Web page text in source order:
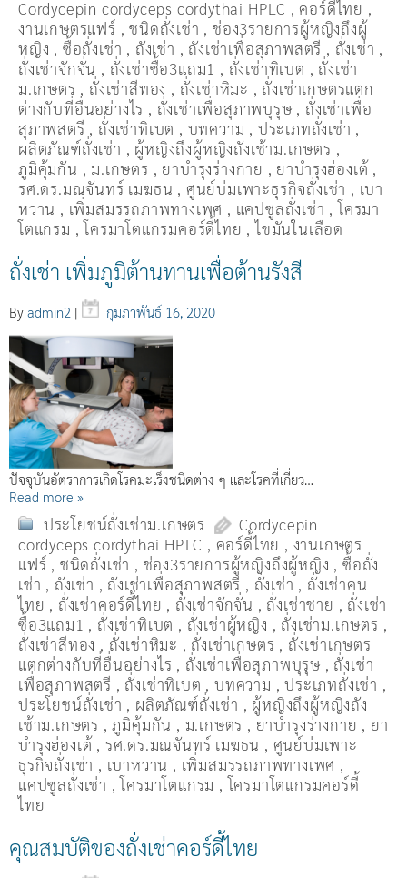
Cordycepin cordyceps cordythai HPLC , คอร์ดี้ไทย ,
งานเกษตรแฟร์ ,ชนิดถั่งเช่า ,ช่อง3รายการผู้หญิงถึงผู้
หญิง , ซื้อถั่งเช่า , ถังเช่า , ถังเช่าเพื่อสุภาพสตรี , ถั่งเช่า ,
ถั่งเช่าจักจั่น , ถั่งเช่าซื้อ3แถม1 , ถั่งเช่าทิเบต , ถั่งเช่า
ม.เกษตร , ถั่งเช่าสีทอง , ถั่งเช่าหิมะ , ถั่งเช่าเกษตรแตก
ต่างกับที่อื่นอย่างไร , ถั่งเช่าเพื่อสุภาพบุรุษ , ถั่งเช่าเพื่อ
สุภาพสตรี , ถั่่งเช่าทิเบต , บทความ , ประเภทถั่งเช่า ,
ผลิตภัณฑ์ถั่งเช่า , ผู้หญิงถึงผู้หญิงถังเช้าม.เกษตร ,
ภูมิคุ้มกัน ,ม.เกษตร , ยาบำรุงร่างกาย , ยาบำรุงฮ่องเต้ ,
รศ.ดร.มณจันทร์ เมฆธน , ศูนย์บ่มเพาะธุรกิจถั่งเช่า , เบา
หวาน , เพิ่มสมรรถภาพทางเพศ , แคปซูลถั่งเช่า ,โครมา
โตแกรม ,โครมาโตแกรมคอร์ดี้ไทย ,ไขมันในเลือด
ถั่งเช่า เพิ่มภูมิต้านทานเพื่อต้านรังสี
By admin2 | กุมภาพันธ์ 16, 2020
ปัจจุบันอัตราการเกิดโรคมะเร็งชนิดต่าง ๆ และโรคที่เกี่ยว…
Read more »
ประโยชน์ถั่งเช่าม.เกษตร
Cordycepin
cordyceps cordythai HPLC , คอร์ดี้ไทย , งานเกษตร
แฟร์ , ชนิดถั่งเช่า , ช่อง3รายการผู้หญิงถึงผู้หญิง ,ซื้อถั่ง
เช่า , ถังเช่า , ถังเช่าเพื่อสุภาพสตรี , ถั่งเช่า , ถั่งเช่าคน
ไทย , ถั่งเช่าคอร์ดี้ไทย , ถั่งเช่าจักจั่น , ถั่งเช่าชาย , ถั่งเช่า
ซื้อ3แถม1 , ถั่งเช่าทิเบต , ถั่งเช่าผู้หญิง , ถั่งเช่าม.เกษตร ,
ถั่งเช่าสีทอง , ถั่งเช่าหิมะ , ถั่งเช่าเกษตร , ถั่งเช่าเกษตร
แตกต่างกับที่อื่นอย่างไร , ถั่งเช่าเพื่อสุภาพบุรุษ , ถั่งเช่า
เพื่อสุภาพสตรี , ถั่่งเช่าทิเบต ,บทความ ,ประเภทถั่งเช่า ,
ประโยชน์ถั่งเช่า , ผลิตภัณฑ์ถั่งเช่า , ผู้หญิงถึงผู้หญิงถัง
เช้าม.เกษตร ,ภูมิคุ้มกัน , ม.เกษตร , ยาบำรุงร่างกาย , ยา
บำรุงฮ่องเต้ , รศ.ดร.มณจันทร์ เมฆธน , ศูนย์บ่มเพาะ
ธุรกิจถั่งเช่า , เบาหวาน , เพิ่มสมรรถภาพทางเพศ ,
แคปซูลถั่งเช่า ,โครมาโตแกรม ,โครมาโตแกรมคอร์ดี้
ไทย
คุณสมบัติของถั่งเช่าคอร์ดี้ไทย